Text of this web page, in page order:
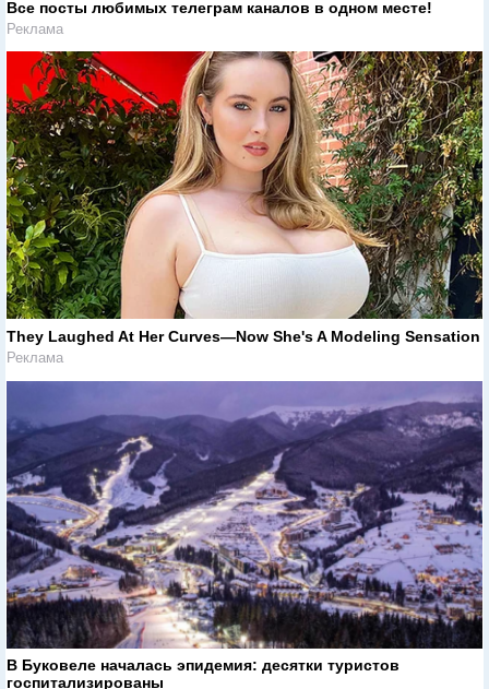
Все посты любимых телеграм каналов в одном месте!
Реклама
They Laughed At Her Curves—Now She's A Modeling Sensation
Реклама
В Буковеле началась эпидемия: десятки туристов
госпитализированы